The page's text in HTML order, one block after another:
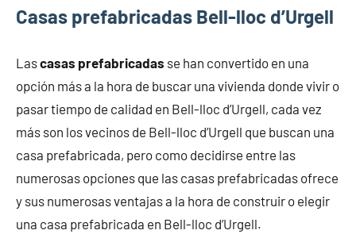
Casas prefabricadas Bell-lloc d’Urgell
Lascasas prefabricadas se han convertido en una
opción más a la hora de buscar una vivienda donde vivir o
pasar tiempo de calidad en Bell-lloc d’Urgell, cada vez
más son los vecinos de Bell-lloc d’Urgell que buscan una
casa prefabricada, pero como decidirse entre las
numerosas opciones que las casas prefabricadas ofrece
y sus numerosas ventajas a la hora de construir o elegir
una casa prefabricada en Bell-lloc d’Urgell.